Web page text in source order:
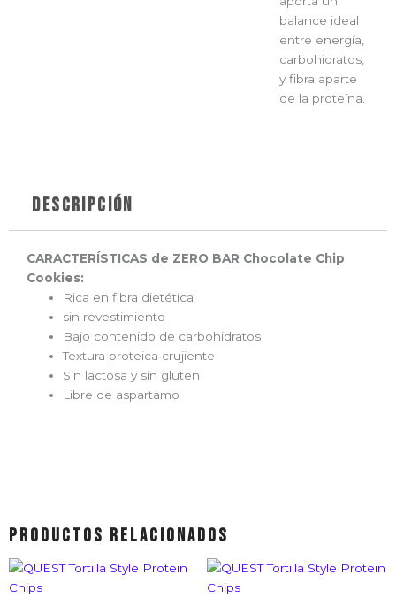
balance ideal
entre energía,
carbohidratos,
y fibra aparte
de la proteína.
Descripción
CARACTERÍSTICAS de ZERO BAR Chocolate Chip
Cookies:
Rica en fibra dietética
sin revestimiento
Bajo contenido de carbohidratos
Textura proteica crujiente
Sin lactosa y sin gluten
Libre de aspartamo
Productos relacionados